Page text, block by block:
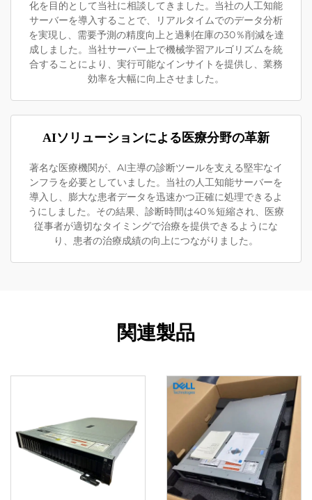
化を目的として当社に相談してきました。当社の人工知能
サーバーを導入することで、リアルタイムでのデータ分析
を実現し、需要予測の精度向上と過剰在庫の30％削減を達
成しました。当社サーバー上で機械学習アルゴリズムを統
合することにより、実行可能なインサイトを提供し、業務
効率を大幅に向上させました。
AIソリューションによる医療分野の革新
著名な医療機関が、AI主導の診断ツールを支える堅牢なイ
ンフラを必要としていました。当社の人工知能サーバーを
導入し、膨大な患者データを迅速かつ正確に処理できるよ
うにしました。その結果、診断時間は40％短縮され、医療
従事者が適切なタイミングで治療を提供できるようにな
り、患者の治療成績の向上につながりました。
関連製品